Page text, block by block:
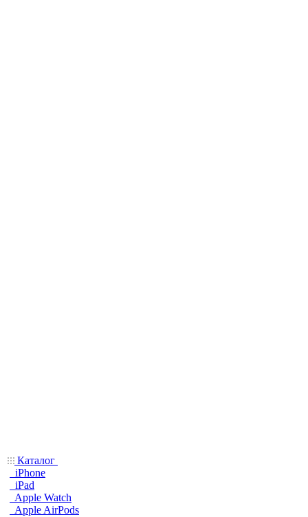
Каталог
iPhone
iPad
Apple Watch
Apple AirPods